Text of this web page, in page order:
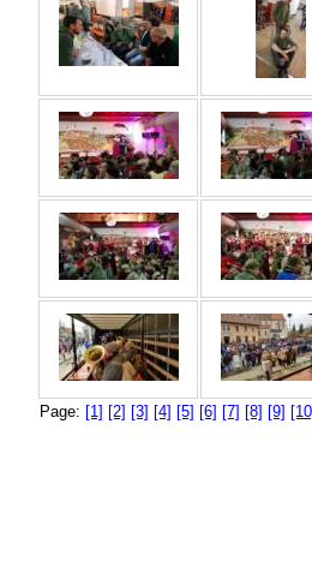
Page: [1] [2] [3] [4] [5] [6] [7] [8] [9]